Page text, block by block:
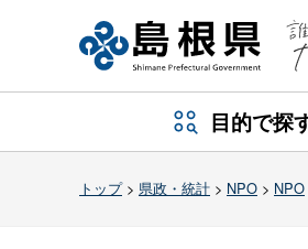
目的で探
トップ> 県政・統計 > NPO > NPO